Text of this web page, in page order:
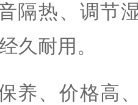
隔热、调节
久耐用。
养、价格高